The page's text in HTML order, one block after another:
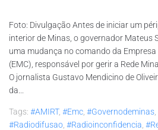
Foto: Divulgação Antes de iniciar um
interior de Minas, o governador Mateus
uma mudança no comando da
(EMC), responsável por gerir a Rede
O jornalista Gustavo Mendicino de
da...
Tags: #AMIRT, #emc #governodeminas
#radiodifusao #radioinconfidencia